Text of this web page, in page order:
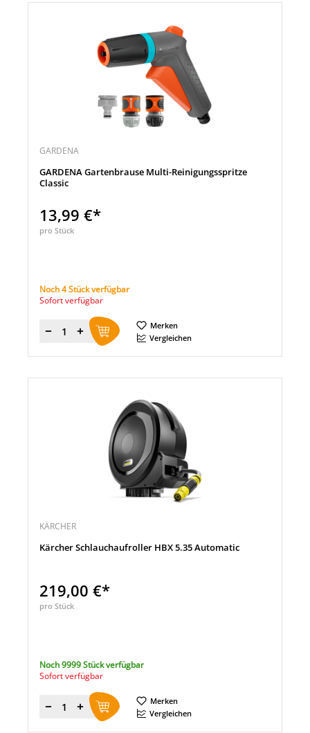
GARDENA
GARDENA Gartenbrause Multi-Reinigungsspritze
Classic
13,99 €*
pro Stück
Noch 4 Stück verfügbar
Sofort verfügbar
Menge
Merken
Vergleichen
KÄRCHER
Kärcher Schlauchaufroller HBX 5.35 Automatic
219,00 €*
pro Stück
Noch 9999 Stück verfügbar
Sofort verfügbar
Menge
Merken
Vergleichen